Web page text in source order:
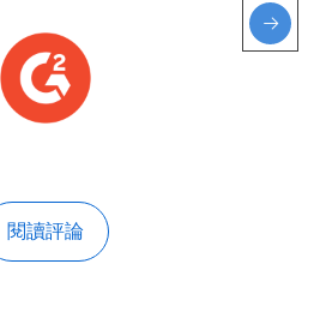
閱讀評論